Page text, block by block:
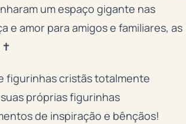
um espaço gigante nas
e amor para amigos e familiares, as
✝️
figurinhas cristãs totalmente
próprias figurinhas
de inspiração e bênçãos!